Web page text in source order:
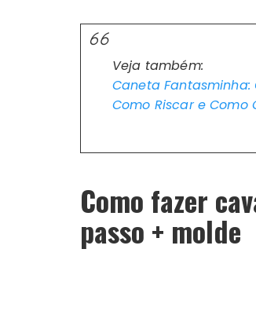
Veja também:
Caneta Fantasminha:
Como Riscar e
Como fazer
passo + molde